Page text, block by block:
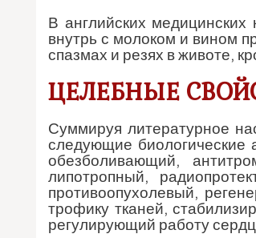
В английских
внутрь с молоком и вином
спазмах и резях в животе,
ЦЕЛЕБНЫЕ
Суммируя литературное
следующие биологические
обезболивающий,
липотропный,
противоопухолевый,
трофику тканей,
регулирующий работу